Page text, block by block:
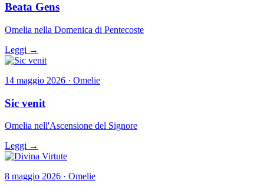
Beata Gens
Omelia nella Domenica di Pentecoste
Leggi →
14 maggio 2026 · Omelie
Sic venit
Omelia nell'Ascensione del Signore
Leggi →
8 maggio 2026 · Omelie